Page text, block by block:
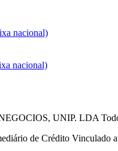
nacional)
nacional)
UNIP. LDA
de Crédito Vinculado